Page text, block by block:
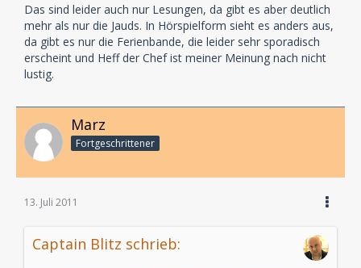
Das sind leider auch nur Lesungen, da gibt es aber deutlich
mehr als nur die Jauds. In Hörspielform sieht es anders aus,
da gibt es nur die Ferienbande, die leider sehr sporadisch
erscheint und Heff der Chef ist meiner Meinung nach nicht
lustig.
Marz
Fortgeschrittener
13. Juli 2011
Captain Blitz schrieb: